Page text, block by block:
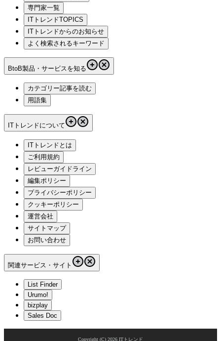
専門家一覧
ITトレンドTOPICS
ITトレンドからのお知らせ
よく検索されるキーワード
BtoB製品・サービスを知る
カテゴリー記事を読む
用語集
ITトレンドについて
ITトレンドとは
ご利用規約
レビューガイドライン
編集ポリシー
プライバシーポリシー
クッキーポリシー
運営会社
サイトマップ
お問い合わせ
関連サービス・サイト
List Finder
Urumo!
bizplay
Sales Doc
Copyright (C) 2026 ITトレンド